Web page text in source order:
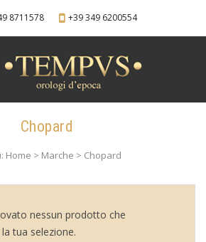
8711578 +39 349 6200554
Chopard
Home > Marche > Chopard
nessun prodotto che
tua selezione.